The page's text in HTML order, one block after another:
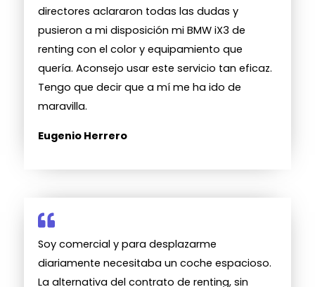
directores aclararon todas las dudas y
pusieron a mi disposición mi BMW iX3 de
renting con el color y equipamiento que
quería. Aconsejo usar este servicio tan eficaz.
Tengo que decir que a mí me ha ido de
maravilla.
Eugenio Herrero
Soy comercial y para desplazarme
diariamente necesitaba un coche espacioso.
La alternativa del contrato de renting, sin